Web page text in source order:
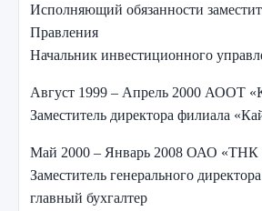
Исполняющий обязанности
Правления
Начальник инвестиционного
Август 1999 – Апрель 2000 АООТ
Заместитель директора филиала
Май 2000 – Январь 2008 ОАО «ТНК
Заместитель генерального
главный бухгалтер